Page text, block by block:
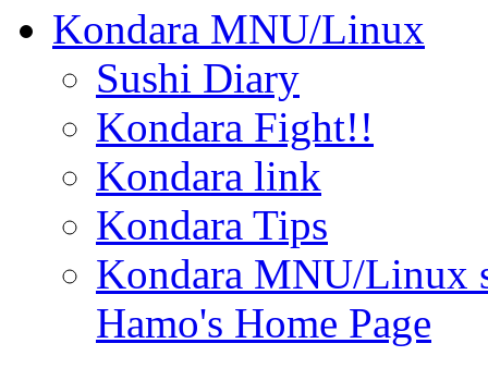
Kondara MNU/Linux
Sushi Diary
Kondara Fight!!
Kondara link
Kondara Tips
Kondara MNU/Linux
Hamo's Home Page